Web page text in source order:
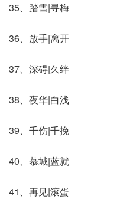
35、踏雪|寻梅
36、放手|离开
37、深碍|久绊
38、夜华|白浅
39、千伤|千挽
40、慕城|蓝就
41、再见|滚蛋